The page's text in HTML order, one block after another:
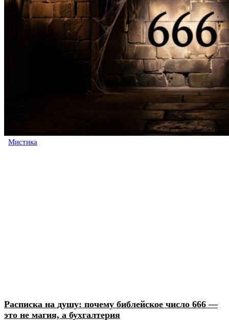
Мистика
Расписка на душу: почему библейское число 666 —
это не магия, а бухгалтерия